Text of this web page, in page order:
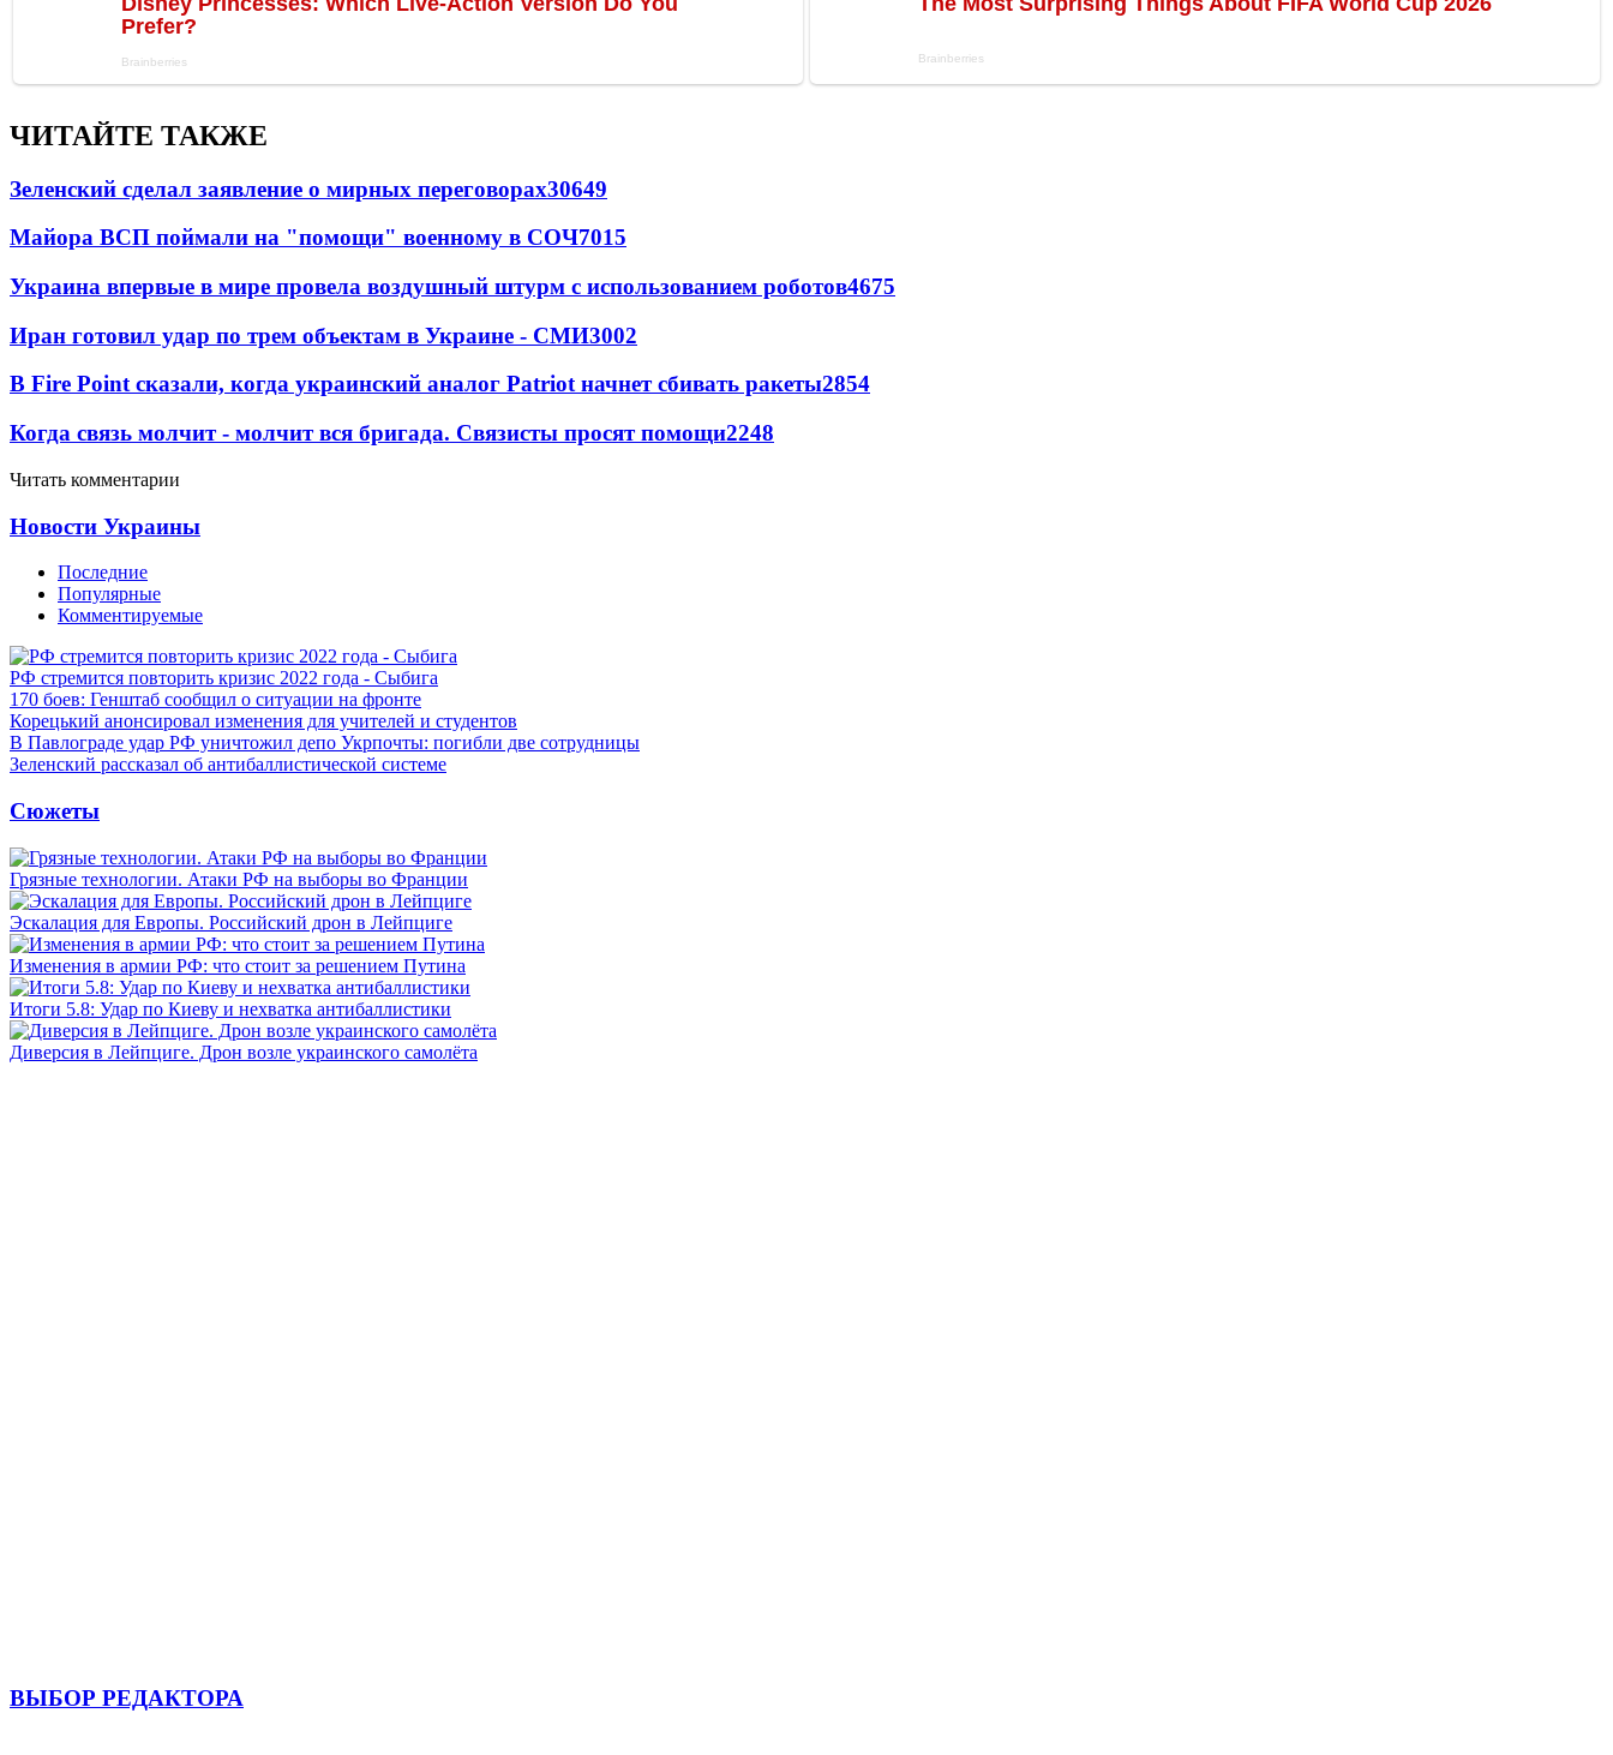
ЧИТАЙТЕ ТАКЖЕ
Зеленский сделал заявление о мирных переговорах30649
Майора ВСП поймали на "помощи" военному в СОЧ7015
Украина впервые в мире провела воздушный штурм с использованием роботов4675
Иран готовил удар по трем объектам в Украине - СМИ3002
В Fire Point сказали, когда украинский аналог Patriot начнет сбивать ракеты2854
Когда связь молчит - молчит вся бригада. Связисты просят помощи2248
Читать комментарии
Новости Украины
Последние
Популярные
Комментируемые
РФ стремится повторить кризис 2022 года - Сыбига
170 боев: Генштаб сообщил о ситуации на фронте
Корецький анонсировал изменения для учителей и студентов
В Павлограде удар РФ уничтожил депо Укрпочты: погибли две сотрудницы
Зеленский рассказал об антибаллистической системе
Сюжеты
Грязные технологии. Атаки РФ на выборы во Франции
Эскалация для Европы. Российский дрон в Лейпциге
Изменения в армии РФ: что стоит за решением Путина
Итоги 5.8: Удар по Киеву и нехватка антибаллистики
Диверсия в Лейпциге. Дрон возле украинского самолёта
ВЫБОР РЕДАКТОРА